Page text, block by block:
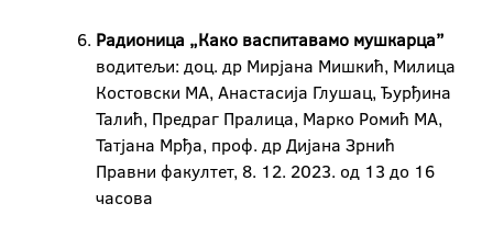
Радионица „Како васпитавамо мушкарца”
водитељи: доц. др Мирјана Мишкић, Милица
Костовски МА, Анастасија Глушац, Ђурђина
Талић, Предраг Пралица, Марко Ромић МА,
Татјана Мрђа, проф. др Дијана Зрнић
Правни факултет, 8. 12. 2023. од 13 до 16
часова